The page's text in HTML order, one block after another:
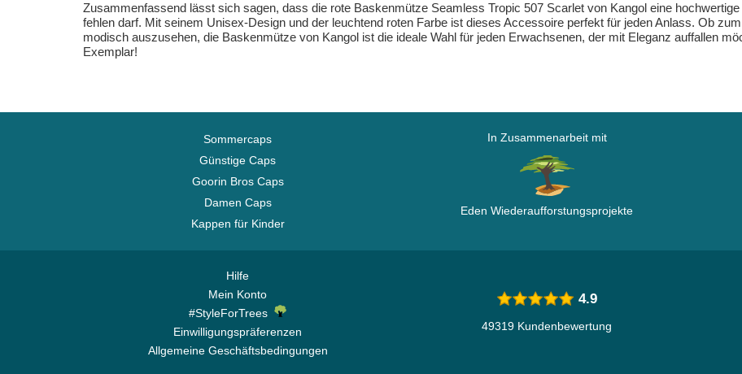
Zusammenfassend lässt sich sagen, dass die rote Baskenmütze Seamless Tropic 507 Scarlet von Kangol eine
fehlen darf. Mit seinem Unisex-Design und der leuchtend roten Farbe ist dieses Accessoire perfekt für jeden Anlass. Ob
modisch auszusehen, die Baskenmütze von Kangol ist die ideale Wahl für jeden Erwachsenen, der mit Eleganz auffallen
Exemplar!
Sommercaps
Günstige Caps
Goorin Bros Caps
Damen Caps
Kappen für Kinder
In Zusammenarbeit mit
Eden Wiederaufforstungsprojekte
Hilfe
Mein Konto
#StyleForTrees
Einwilligungspräferenzen
Allgemeine Geschäftsbedingungen
4.9
49319 Kundenbewertung